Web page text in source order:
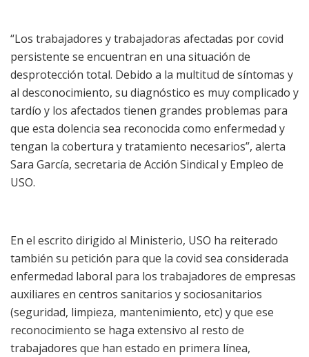
“Los trabajadores y trabajadoras afectadas por covid
persistente se encuentran en una situación de
desprotección total. Debido a la multitud de síntomas y
al desconocimiento, su diagnóstico es muy complicado y
tardío y los afectados tienen grandes problemas para
que esta dolencia sea reconocida como enfermedad y
tengan la cobertura y tratamiento necesarios”, alerta
Sara García, secretaria de Acción Sindical y Empleo de
USO.
En el escrito dirigido al Ministerio, USO ha reiterado
también su petición para que la covid sea considerada
enfermedad laboral para los trabajadores de empresas
auxiliares en centros sanitarios y sociosanitarios
(seguridad, limpieza, mantenimiento, etc) y que ese
reconocimiento se haga extensivo al resto de
trabajadores que han estado en primera línea,